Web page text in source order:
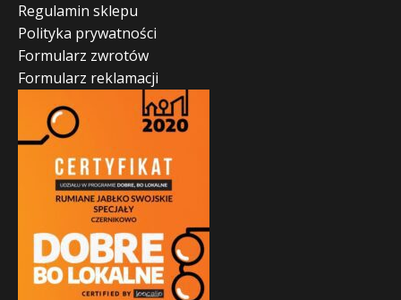
Regulamin sklepu
Polityka prywatności
Formularz zwrotów
Formularz reklamacji